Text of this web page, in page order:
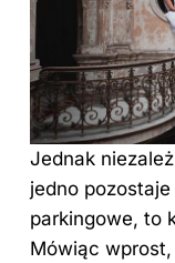
Jednak
jedno
parkingowe, to
Mówiąc